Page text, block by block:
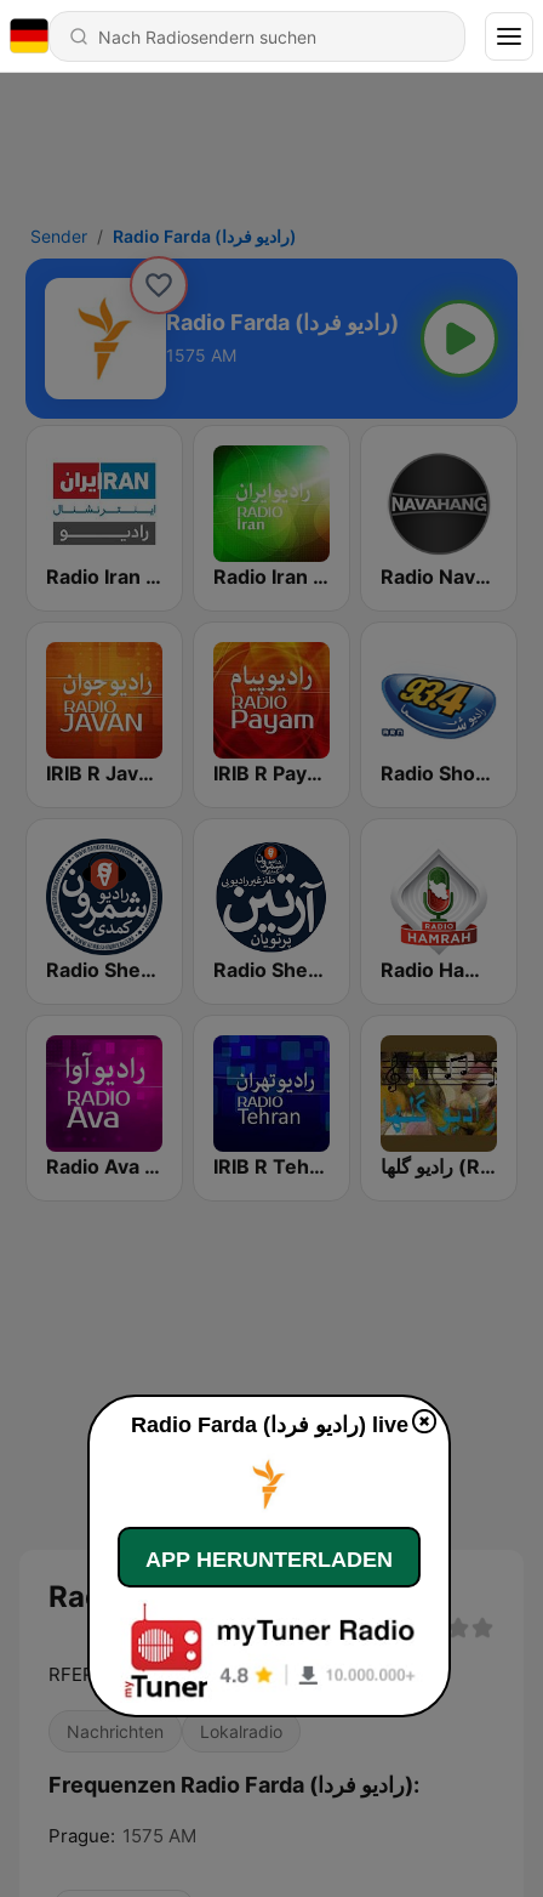
Sender Radio Farda (راديو فردا)
Radio Farda (راديو فردا)
1575 AM
Radio Iran International Radio Iran رادیو ایران Radio Navahang
IRIB R Javan راديو جوان IRIB R Payam رادیو پیام Radio Shoma (راديو شما)
Radio Shemroon - رادیو شمرون Radio Shemroon Radio Hamrah
Radio Ava رادیو آوا IRIB R Tehran رادیو تهران رادیو گلها (Radio Golha)
Radio Farda (راديو فردا)
RFERL 21
Nachrichten Lokalradio
Frequenzen Radio Farda (راديو فردا):
Prague: 1575 AM
Radio Farda (راديو فردا) live
APP HERUNTERLADEN